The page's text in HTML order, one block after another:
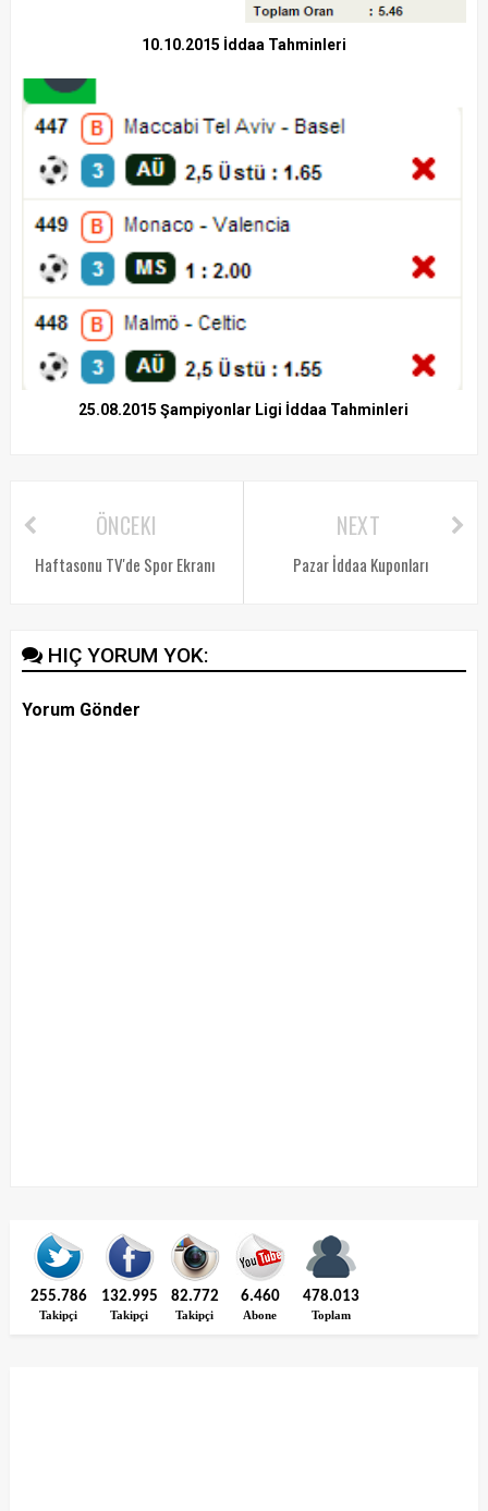
10.10.2015 İddaa Tahminleri
25.08.2015 Şampiyonlar Ligi İddaa Tahminleri
NEXT
Pazar İddaa Kuponları
ÖNCEKI
Haftasonu TV'de Spor Ekranı
HIÇ YORUM YOK:
Yorum Gönder
255.786
Takipçi
132.995
Takipçi
82.772
Takipçi
6.460
Abone
478.013
Toplam